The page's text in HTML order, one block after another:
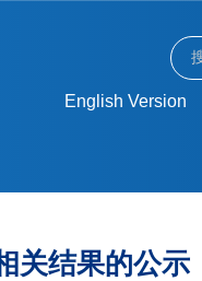
English Version
关结果的公示